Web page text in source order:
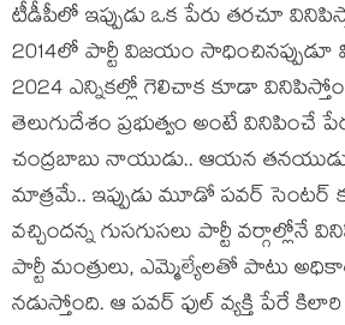
టీడీపీలో ఇప్పుడు ఒక పేరు త‌ర‌చూ
2014లో పార్టీ విజ‌యం సాధించిన‌ప్పుడూ
2024 ఎన్నిక‌ల్లో గెలిచాక కూడా
తెలుగుదేశం ప్ర‌భుత్వం అంటే వినిపించే
చంద్ర‌బాబు నాయుడు.. ఆయ‌న
మాత్ర‌మే.. ఇప్పుడు మూడో ప‌వ‌ర్
వ‌చ్చింద‌న్న గుస‌గుస‌లు పార్టీ వ‌ర్గాల్లోనే
పార్టీ మంత్రులు, ఎమ్మెల్యేల‌తో పాటు
న‌డుస్తోంది. ఆ పవర్ ఫుల్ వ్యక్తి పేరే